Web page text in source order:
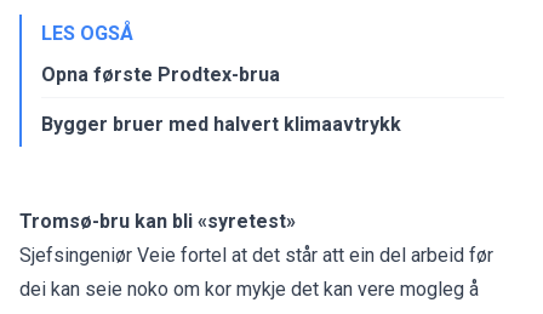
LES OGSÅ
Opna første Prodtex-brua
Bygger bruer med halvert klimaavtrykk
Tromsø-bru kan bli «syretest»
Sjefsingeniør Veie fortel at det står att ein del arbeid før
dei kan seie noko om kor mykje det kan vere mogleg å